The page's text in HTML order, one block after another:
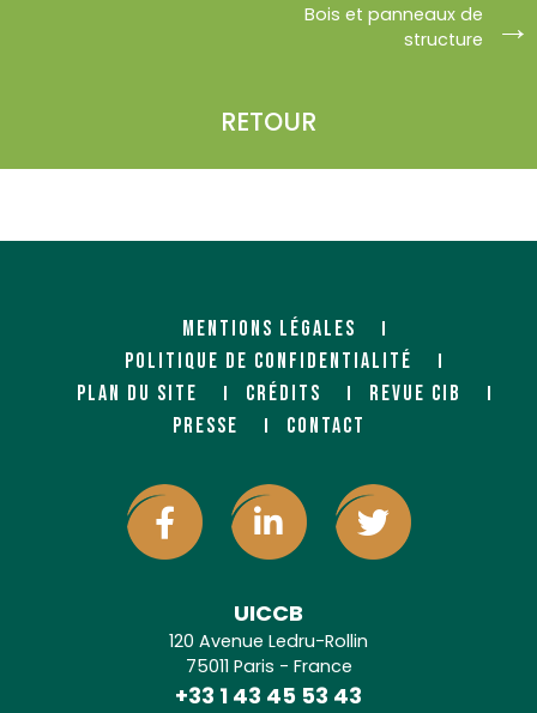
RETOUR
Bois et panneaux de
structure
MENTIONS LÉGALES
POLITIQUE DE CONFIDENTIALITÉ
PLAN DU SITE
CRÉDITS
REVUE CIB
PRESSE
CONTACT
UICCB
120 Avenue Ledru-Rollin
75011 Paris - France
+33 1 43 45 53 43